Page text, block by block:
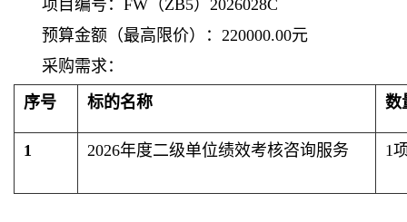
项目编号：FW（ZB5）2026028C
预算金额（最高限价）：220000.00元
采购需求：
序号
标的名称 数
1 2026年度二级单位绩效考核咨询服务 1